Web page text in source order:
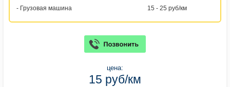
- Грузовая машина 15 - 25 руб/км
цена:
15 руб/км